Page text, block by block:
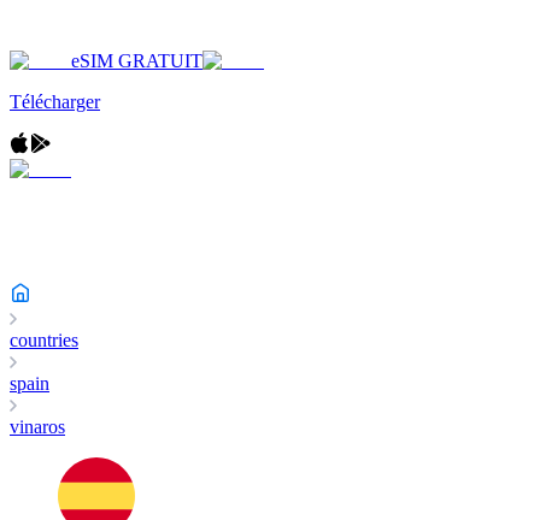
eSIM GRATUIT
Télécharger
countries
spain
vinaros